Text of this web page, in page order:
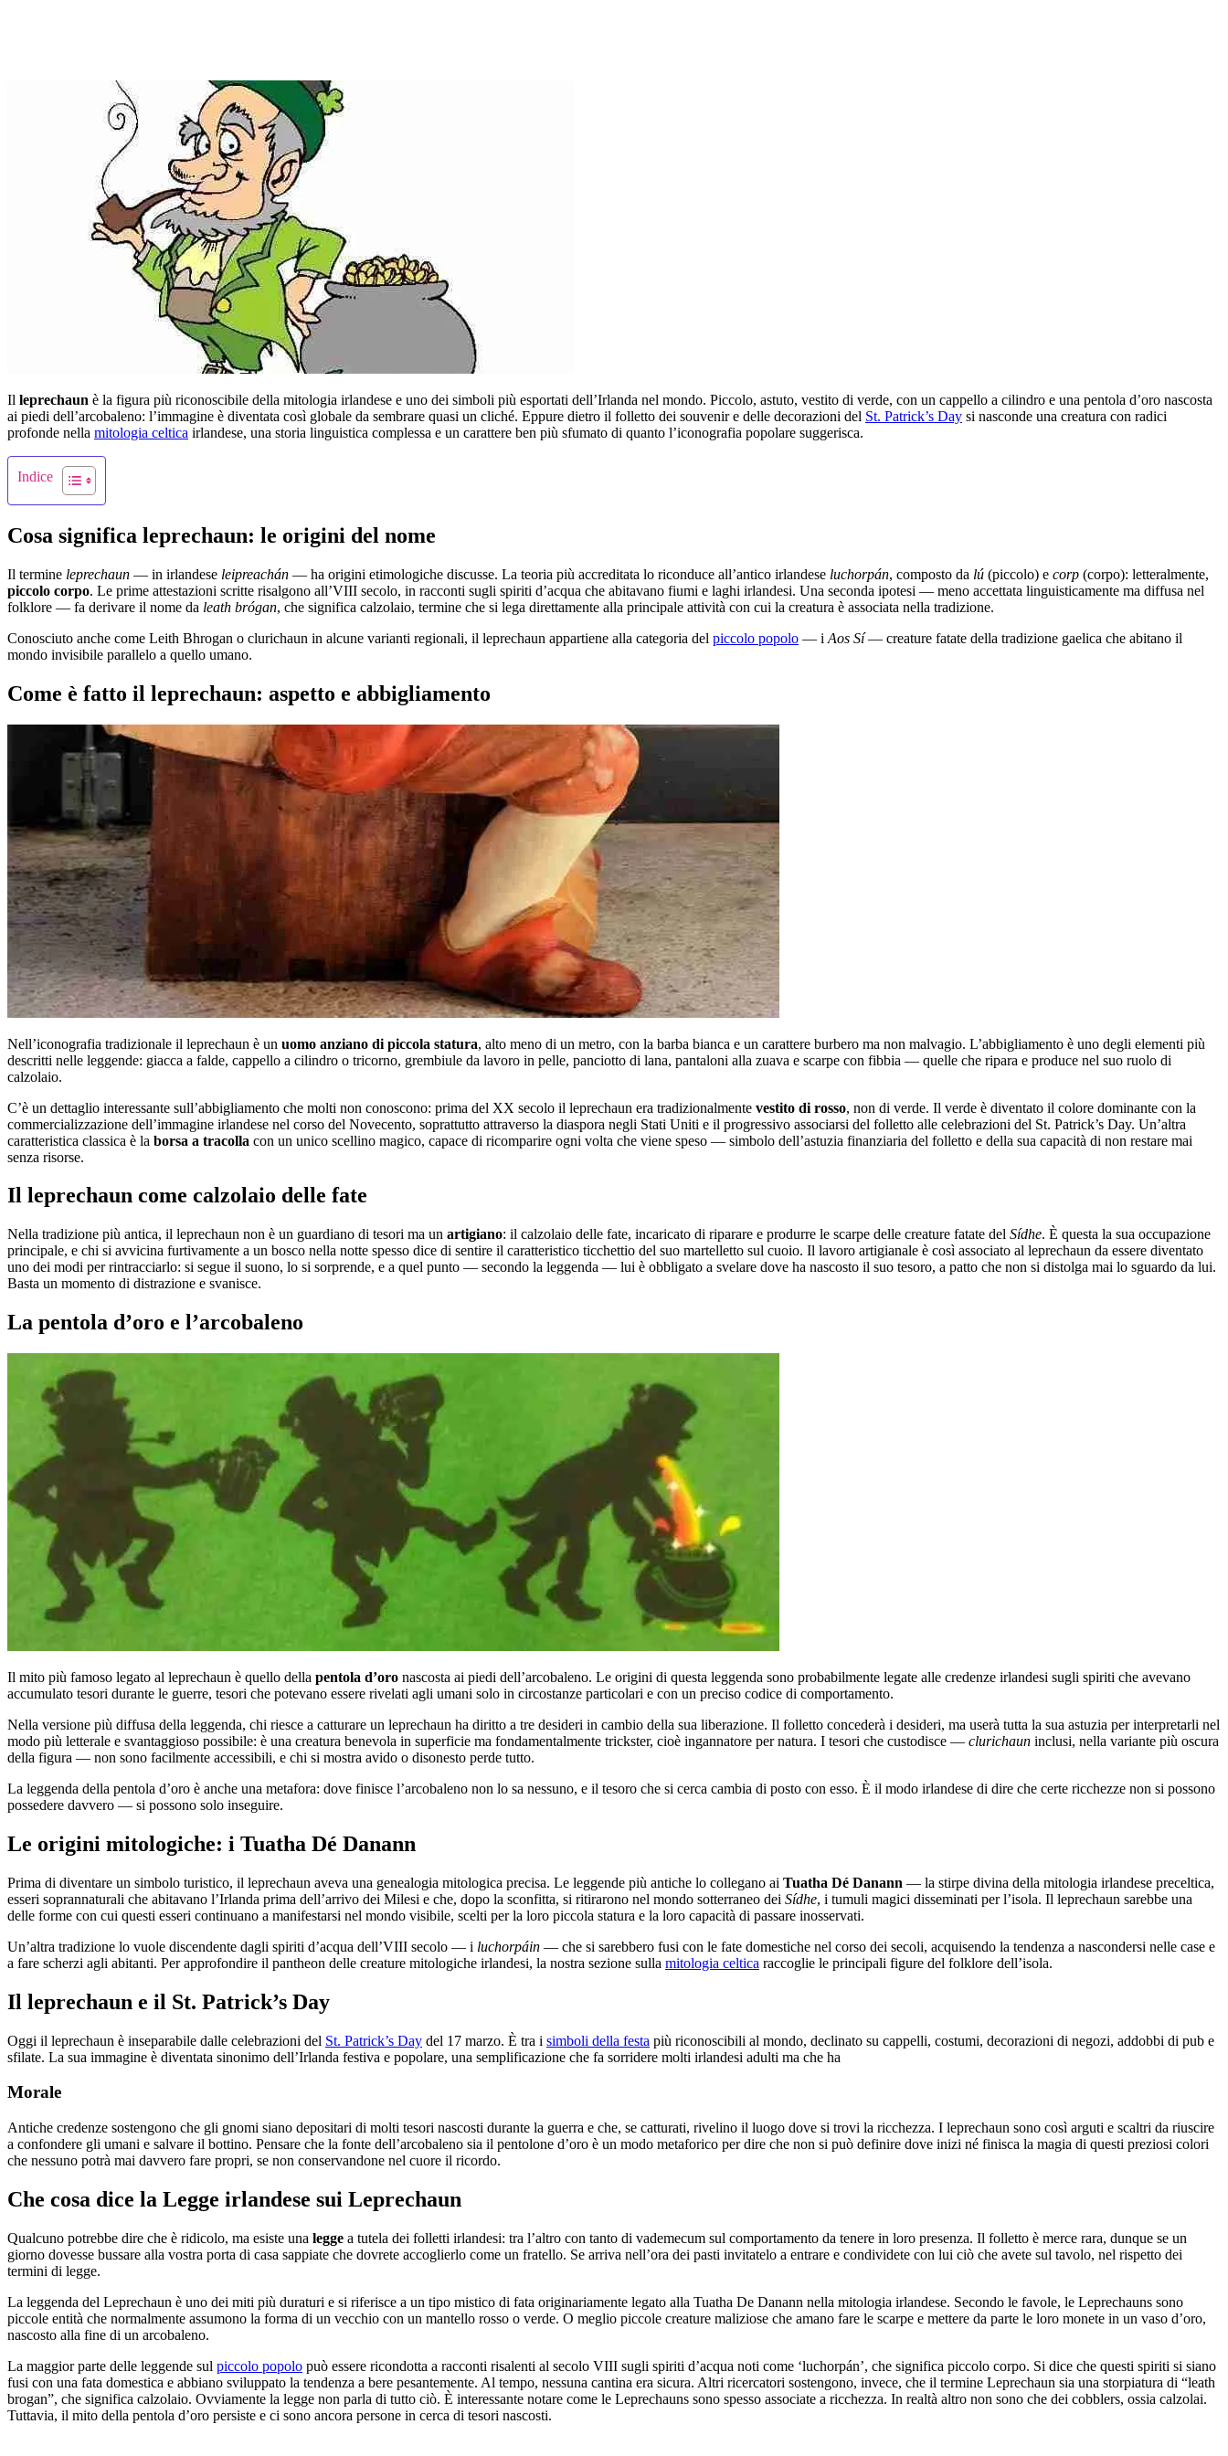
Il leprechaun è la figura più riconoscibile della mitologia irlandese e uno dei simboli più esportati dell’Irlanda nel mondo. Piccolo, astuto, vestito di verde, con un cappello a cilindro e una pentola d’oro nascosta
ai piedi dell’arcobaleno: l’immagine è diventata così globale da sembrare quasi un cliché. Eppure dietro il folletto dei souvenir e delle decorazioni del St. Patrick’s Day si nasconde una creatura con radici
profonde nella mitologia celtica irlandese, una storia linguistica complessa e un carattere ben più sfumato di quanto l’iconografia popolare suggerisca.
Indice
Cosa significa leprechaun: le origini del nome
Il termine leprechaun — in irlandese leipreachán — ha origini etimologiche discusse. La teoria più accreditata lo riconduce all’antico irlandese luchorpán, composto da lú (piccolo) e corp (corpo): letteralmente,
piccolo corpo. Le prime attestazioni scritte risalgono all’VIII secolo, in racconti sugli spiriti d’acqua che abitavano fiumi e laghi irlandesi. Una seconda ipotesi — meno accettata linguisticamente ma diffusa nel
folklore — fa derivare il nome da leath brógan, che significa calzolaio, termine che si lega direttamente alla principale attività con cui la creatura è associata nella tradizione.
Conosciuto anche come Leith Bhrogan o clurichaun in alcune varianti regionali, il leprechaun appartiene alla categoria del piccolo popolo — i Aos Sí— creature fatate della tradizione gaelica che abitano il
mondo invisibile parallelo a quello umano.
Come è fatto il leprechaun: aspetto e abbigliamento
Nell’iconografia tradizionale il leprechaun è un uomo anziano di piccola statura, alto meno di un metro, con la barba bianca e un carattere burbero ma non malvagio. L’abbigliamento è uno degli elementi più
descritti nelle leggende: giacca a falde, cappello a cilindro o tricorno, grembiule da lavoro in pelle, panciotto di lana, pantaloni alla zuava e scarpe con fibbia — quelle che ripara e produce nel suo ruolo di
calzolaio.
C’è un dettaglio interessante sull’abbigliamento che molti non conoscono: prima del XX secolo il leprechaun era tradizionalmente vestito di rosso, non di verde. Il verde è diventato il colore dominante con la
commercializzazione dell’immagine irlandese nel corso del Novecento, soprattutto attraverso la diaspora negli Stati Uniti e il progressivo associarsi del folletto alle celebrazioni del St. Patrick’s Day. Un’altra
caratteristica classica è la borsa a tracolla con un unico scellino magico, capace di ricomparire ogni volta che viene speso — simbolo dell’astuzia finanziaria del folletto e della sua capacità di non restare mai
senza risorse.
Il leprechaun come calzolaio delle fate
Nella tradizione più antica, il leprechaun non è un guardiano di tesori ma un artigiano: il calzolaio delle fate, incaricato di riparare e produrre le scarpe delle creature fatate del Sídhe. È questa la sua occupazione
principale, e chi si avvicina furtivamente a un bosco nella notte spesso dice di sentire il caratteristico ticchettio del suo martelletto sul cuoio. Il lavoro artigianale è così associato al leprechaun da essere diventato
uno dei modi per rintracciarlo: si segue il suono, lo si sorprende, e a quel punto — secondo la leggenda — lui è obbligato a svelare dove ha nascosto il suo tesoro, a patto che non si distolga mai lo sguardo da lui.
Basta un momento di distrazione e svanisce.
La pentola d’oro e l’arcobaleno
Il mito più famoso legato al leprechaun è quello della pentola d’oro nascosta ai piedi dell’arcobaleno. Le origini di questa leggenda sono probabilmente legate alle credenze irlandesi sugli spiriti che avevano
accumulato tesori durante le guerre, tesori che potevano essere rivelati agli umani solo in circostanze particolari e con un preciso codice di comportamento.
Nella versione più diffusa della leggenda, chi riesce a catturare un leprechaun ha diritto a tre desideri in cambio della sua liberazione. Il folletto concederà i desideri, ma userà tutta la sua astuzia per interpretarli nel
modo più letterale e svantaggioso possibile: è una creatura benevola in superficie ma fondamentalmente trickster, cioè ingannatore per natura. I tesori che custodisce — clurichaun inclusi, nella variante più oscura
della figura — non sono facilmente accessibili, e chi si mostra avido o disonesto perde tutto.
La leggenda della pentola d’oro è anche una metafora: dove finisce l’arcobaleno non lo sa nessuno, e il tesoro che si cerca cambia di posto con esso. È il modo irlandese di dire che certe ricchezze non si possono
possedere davvero — si possono solo inseguire.
Le origini mitologiche: i Tuatha Dé Danann
Prima di diventare un simbolo turistico, il leprechaun aveva una genealogia mitologica precisa. Le leggende più antiche lo collegano ai Tuatha Dé Danann — la stirpe divina della mitologia irlandese preceltica,
esseri soprannaturali che abitavano l’Irlanda prima dell’arrivo dei Milesi e che, dopo la sconfitta, si ritirarono nel mondo sotterraneo dei Sídhe, i tumuli magici disseminati per l’isola. Il leprechaun sarebbe una
delle forme con cui questi esseri continuano a manifestarsi nel mondo visibile, scelti per la loro piccola statura e la loro capacità di passare inosservati.
Un’altra tradizione lo vuole discendente dagli spiriti d’acqua dell’VIII secolo — i luchorpáin — che si sarebbero fusi con le fate domestiche nel corso dei secoli, acquisendo la tendenza a nascondersi nelle case e
a fare scherzi agli abitanti. Per approfondire il pantheon delle creature mitologiche irlandesi, la nostra sezione sulla mitologia celtica raccoglie le principali figure del folklore dell’isola.
Il leprechaun e il St. Patrick’s Day
Oggi il leprechaun è inseparabile dalle celebrazioni del St. Patrick’s Day del 17 marzo. È tra i simboli della festa più riconoscibili al mondo, declinato su cappelli, costumi, decorazioni di negozi, addobbi di pub e
sfilate. La sua immagine è diventata sinonimo dell’Irlanda festiva e popolare, una semplificazione che fa sorridere molti irlandesi adulti ma che ha
Morale
Antiche credenze sostengono che gli gnomi siano depositari di molti tesori nascosti durante la guerra e che, se catturati, rivelino il luogo dove si trovi la ricchezza. I leprechaun sono così arguti e scaltri da riuscire
a confondere gli umani e salvare il bottino. Pensare che la fonte dell’arcobaleno sia il pentolone d’oro è un modo metaforico per dire che non si può definire dove inizi né finisca la magia di questi preziosi colori
che nessuno potrà mai davvero fare propri, se non conservandone nel cuore il ricordo.
Che cosa dice la Legge irlandese sui Leprechaun
Qualcuno potrebbe dire che è ridicolo, ma esiste una legge a tutela dei folletti irlandesi: tra l’altro con tanto di vademecum sul comportamento da tenere in loro presenza. Il folletto è merce rara, dunque se un
giorno dovesse bussare alla vostra porta di casa sappiate che dovrete accoglierlo come un fratello. Se arriva nell’ora dei pasti invitatelo a entrare e condividete con lui ciò che avete sul tavolo, nel rispetto dei
termini di legge.
La leggenda del Leprechaun è uno dei miti più duraturi e si riferisce a un tipo mistico di fata originariamente legato alla Tuatha De Danann nella mitologia irlandese. Secondo le favole, le Leprechauns sono
piccole entità che normalmente assumono la forma di un vecchio con un mantello rosso o verde. O meglio piccole creature maliziose che amano fare le scarpe e mettere da parte le loro monete in un vaso d’oro,
nascosto alla fine di un arcobaleno.
La maggior parte delle leggende sul piccolo popolo può essere ricondotta a racconti risalenti al secolo VIII sugli spiriti d’acqua noti come ‘luchorpán’, che significa piccolo corpo. Si dice che questi spiriti si siano
fusi con una fata domestica e abbiano sviluppato la tendenza a bere pesantemente. Al tempo, nessuna cantina era sicura. Altri ricercatori sostengono, invece, che il termine Leprechaun sia una storpiatura di “leath
brogan”, che significa calzolaio. Ovviamente la legge non parla di tutto ciò. È interessante notare come le Leprechauns sono spesso associate a ricchezza. In realtà altro non sono che dei cobblers, ossia calzolai.
Tuttavia, il mito della pentola d’oro persiste e ci sono ancora persone in cerca di tesori nascosti.